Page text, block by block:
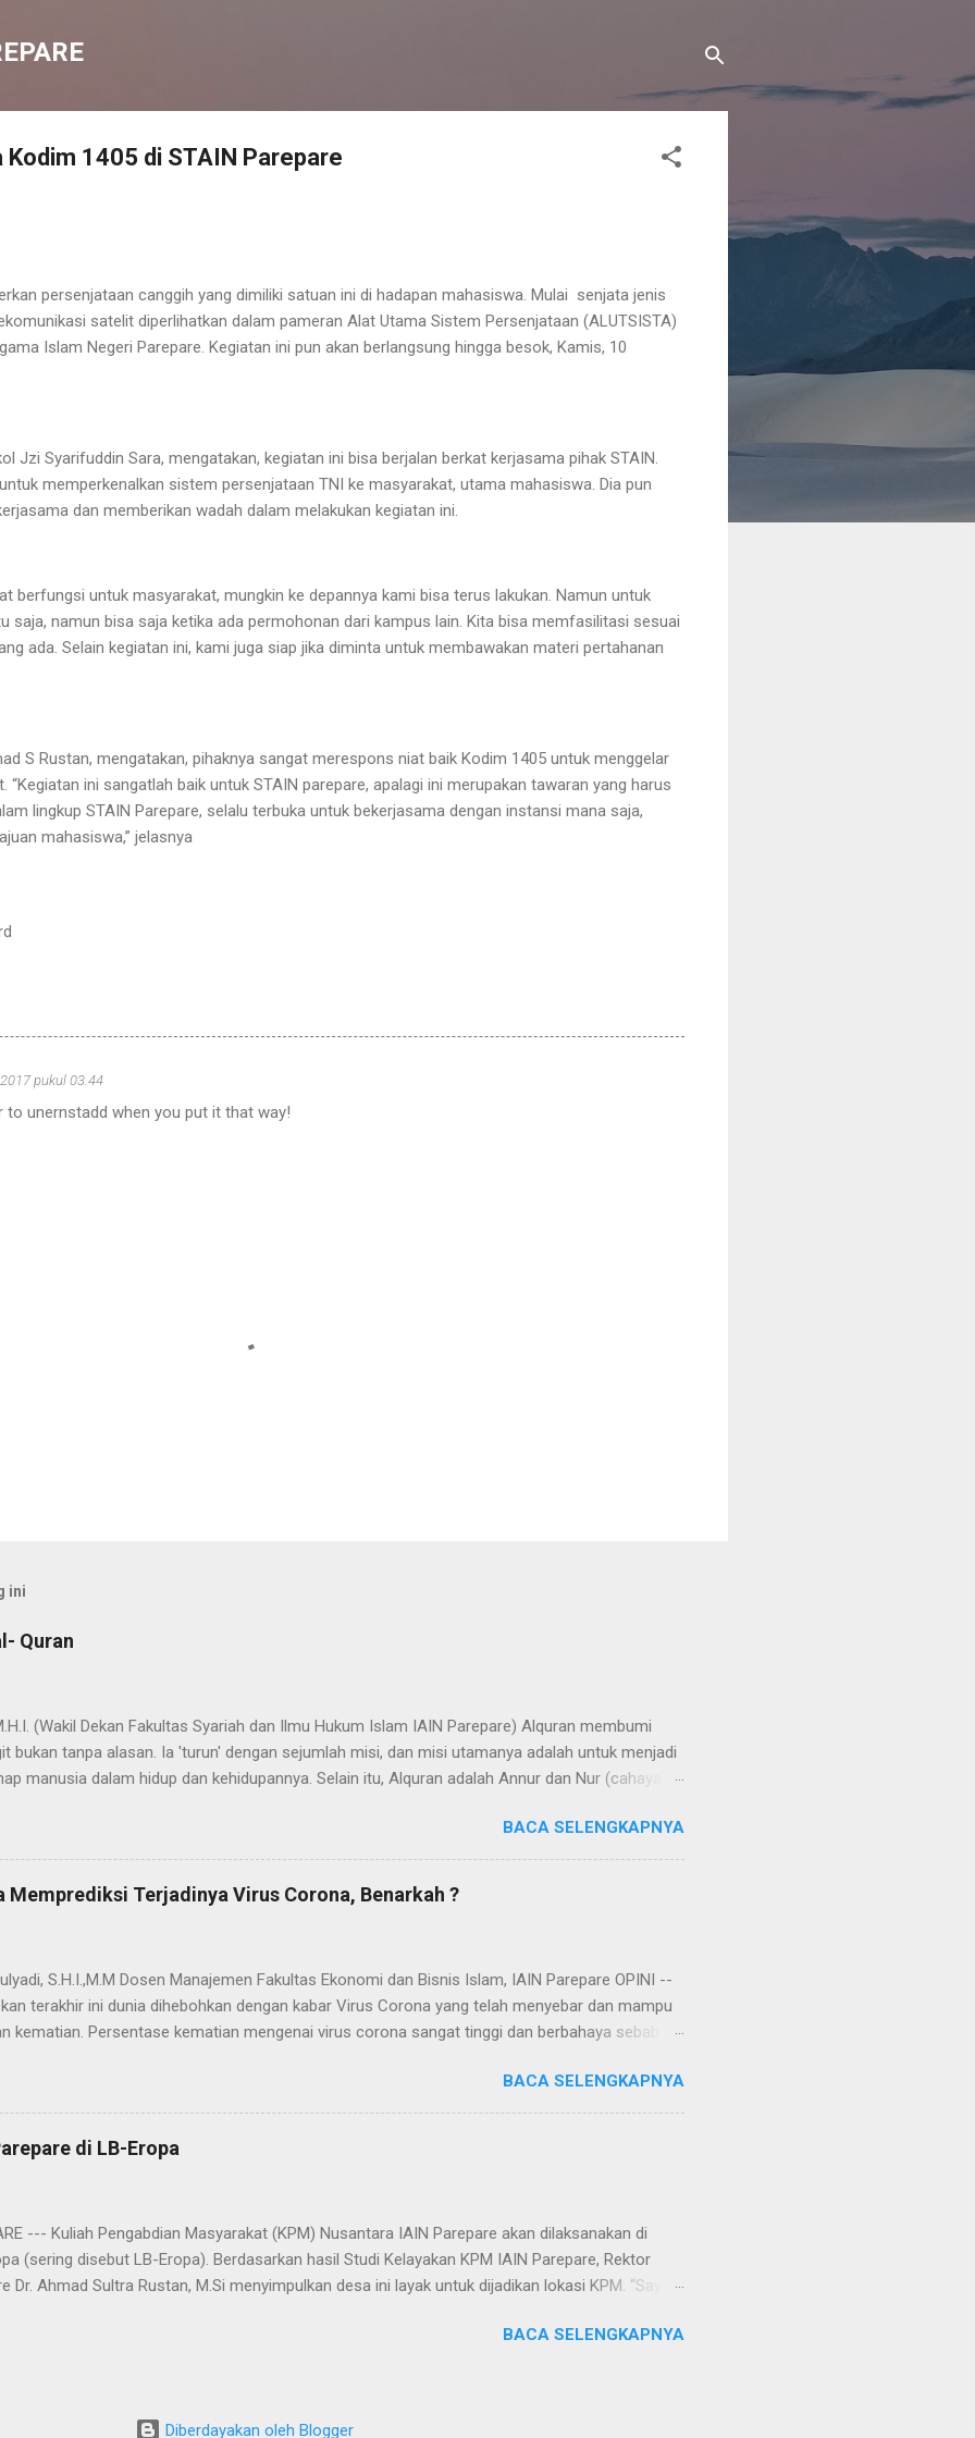
1405 di STAIN Parepare
persenjataan canggih yang dimiliki satuan ini di hadapan mahasiswa. Mulai senjata jenis
satelit diperlihatkan dalam pameran Alat Utama Sistem Persenjataan (ALUTSISTA)
Islam Negeri Parepare. Kegiatan ini pun akan berlangsung hingga besok, Kamis, 10
Jzi Syarifuddin Sara, mengatakan, kegiatan ini bisa berjalan berkat kerjasama pihak STAIN.
memperkenalkan sistem persenjataan TNI ke masyarakat, utama mahasiswa. Dia pun
dan memberikan wadah dalam melakukan kegiatan ini.
berfungsi untuk masyarakat, mungkin ke depannya kami bisa terus lakukan. Namun untuk
saja, namun bisa saja ketika ada permohonan dari kampus lain. Kita bisa memfasilitasi sesuai
ada. Selain kegiatan ini, kami juga siap jika diminta untuk membawakan materi pertahanan
S Rustan, mengatakan, pihaknya sangat merespons niat baik Kodim 1405 untuk menggelar
“Kegiatan ini sangatlah baik untuk STAIN parepare, apalagi ini merupakan tawaran yang harus
lingkup STAIN Parepare, selalu terbuka untuk bekerjasama dengan instansi mana saja,
mahasiswa,” jelasnya
pukul 03.44
to unernstadd when you put it that way!
ini
Quran
(Wakil Dekan Fakultas Syariah dan Ilmu Hukum Islam IAIN Parepare) Alquran membumi
bukan tanpa alasan. Ia 'turun' dengan sejumlah misi, dan misi utamanya adalah untuk menjadi
manusia dalam hidup dan kehidupannya. Selain itu, Alquran adalah Annur dan Nur (cahaya).
berlebihan apabila dinyatakan bahwa proses penyebarluasan cahaya di bumi melalui
Nabi SAW hijrah dari Mekah ke Yatsrib. Itu sebabnya ketika menetap di Yatsrib, Baginda Nabi
Madinah Munawwarah (kota/peradaban yg tercahayakan). Dalam ungkapan lain, hijrah
"transmisi cahaya" yang secara kasat mata akumulasi cahaya itu telah rampung tatkala
adanya u...
BACA SELENGKAPNYA
Memprediksi Terjadinya Virus Corona, Benarkah ?
S.H.I.,M.M Dosen Manajemen Fakultas Ekonomi dan Bisnis Islam, IAIN Parepare OPINI --
terakhir ini dunia dihebohkan dengan kabar Virus Corona yang telah menyebar dan mampu
kematian. Persentase kematian mengenai virus corona sangat tinggi dan berbahaya sebab
buatan pemerintah China yang disimpan di markas militer di Wuhan. Rencananya, virus itu
ke seluruh dunia demi menarik uang dari hasil penjualan vaksin. Setelah dianalisa dan
diduga virus corona sengaja dibuat pemerintah China sebagai senjata biologis yang
Ada dugaan terjadi kebocoran penyimpanannya di markas militer di Wuhan. Yang menjadi
BACA SELENGKAPNYA
di LB-Eropa
--- Kuliah Pengabdian Masyarakat (KPM) Nusantara IAIN Parepare akan dilaksanakan di
(sering disebut LB-Eropa). Berdasarkan hasil Studi Kelayakan KPM IAIN Parepare, Rektor
Dr. Ahmad Sultra Rustan, M.Si menyimpulkan desa ini layak untuk dijadikan lokasi KPM. “Saya
oleh perguruan tinggi manapun, sehingga kita lah yang mengawali pengabdian masyarakat
terpinggir, dan bahkan terisolasi. Hal ini dikarenakan untuk mengunjungi desa ini, hanya
BACA SELENGKAPNYA
Diberdayakan oleh Blogger